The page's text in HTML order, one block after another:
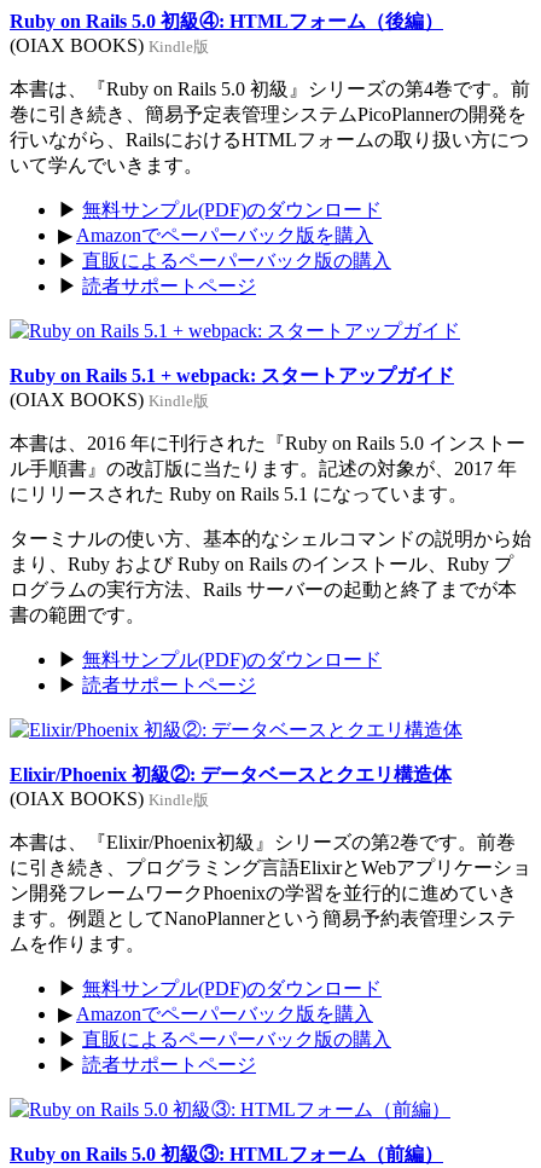
Ruby on Rails 5.0 初級④: HTMLフォーム（後編）
(OIAX BOOKS) Kindle版
本書は、『Ruby on Rails 5.0 初級』シリーズの第4巻です。前
巻に引き続き、簡易予定表管理システムPicoPlannerの開発を
行いながら、RailsにおけるHTMLフォームの取り扱い方につ
いて学んでいきます。
▶ 無料サンプル(PDF)のダウンロード
▶ Amazonでペーパーバック版を購入
▶ 直販によるペーパーバック版の購入
▶ 読者サポートページ
Ruby on Rails 5.1 + webpack: スタートアップガイド
(OIAX BOOKS) Kindle版
本書は、2016 年に刊行された『Ruby on Rails 5.0 インストー
ル手順書』の改訂版に当たります。記述の対象が、2017 年
にリリースされた Ruby on Rails 5.1 になっています。
ターミナルの使い方、基本的なシェルコマンドの説明から始
まり、Ruby および Ruby on Rails のインストール、Ruby プ
ログラムの実行方法、Rails サーバーの起動と終了までが本
書の範囲です。
▶ 無料サンプル(PDF)のダウンロード
▶ 読者サポートページ
Elixir/Phoenix 初級②: データベースとクエリ構造体
(OIAX BOOKS) Kindle版
本書は、『Elixir/Phoenix初級』シリーズの第2巻です。前巻
に引き続き、プログラミング言語ElixirとWebアプリケーショ
ン開発フレームワークPhoenixの学習を並行的に進めていき
ます。例題としてNanoPlannerという簡易予約表管理システ
ムを作ります。
▶ 無料サンプル(PDF)のダウンロード
▶ Amazonでペーパーバック版を購入
▶ 直販によるペーパーバック版の購入
▶ 読者サポートページ
Ruby on Rails 5.0 初級③: HTMLフォーム（前編）